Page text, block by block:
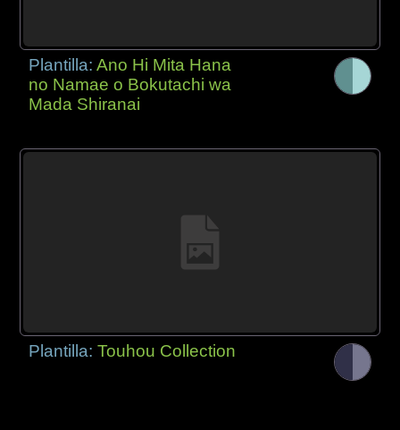
Plantilla:Ano Hi Mita Hana
no Namae o Bokutachi wa
Mada Shiranai
Plantilla:Touhou Collection